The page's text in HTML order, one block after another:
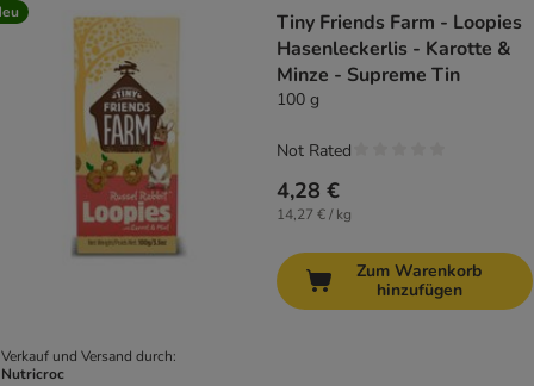
Verkauf und Versand durch:
Nutricroc
Tiny Friends Farm - Loopies
Hasenleckerlis - Karotte &
Minze - Supreme Tin
100 g
4,28 €
14,27 € / kg
Not Rated
Zum Warenkorb
hinzufügen